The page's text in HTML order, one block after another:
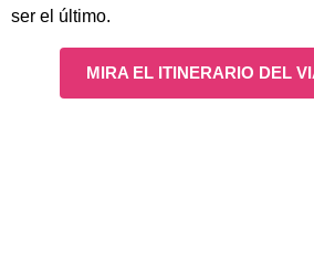
ser el último.
MIRA EL ITINERARIO DEL